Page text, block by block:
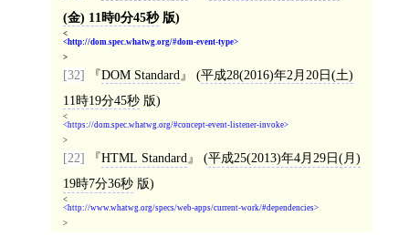
(金) 11時0分45秒版)
<
http://dom.spec.whatwg.org/#dom-event-type
>
[32] DOM Standard (平成28(2016)年2月20日(土)
11時19分45秒版)
<
https://dom.spec.whatwg.org/#concept-event-listener-invoke
>
[22] HTML Standard (平成25(2013)年4月29日(月)
19時7分36秒版)
<
http://www.whatwg.org/specs/web-apps/current-work/#dependencies
>